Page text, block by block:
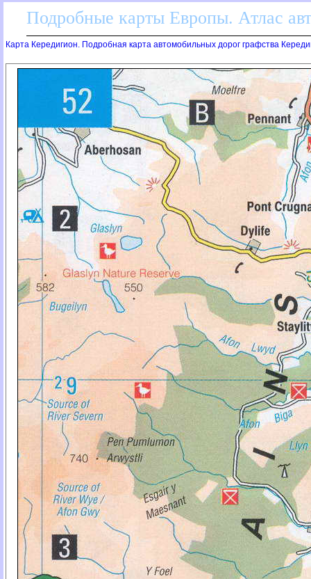
Подробные карты Европы. Атлас
Карта Кередигион. Подробная карта автомобильных дорог графства